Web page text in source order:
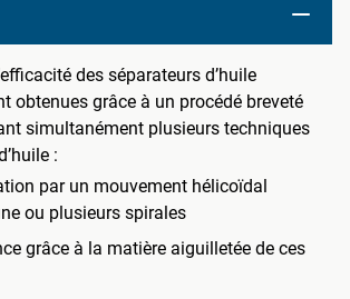
des séparateurs d’huile
obtenues grâce à un procédé breveté
simultanément plusieurs techniques
:
par un mouvement hélicoïdal
ou plusieurs spirales
grâce à la matière aiguilletée de ces